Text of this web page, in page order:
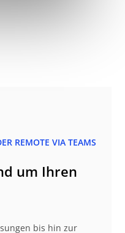
REMOTE VIA TEAMS
um Ihren
bis hin zur